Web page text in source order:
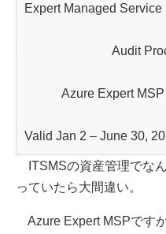
Expert Managed
Audit Process
Azure Expert MSP
Valid Jan 2 – June 30,
ITSMSの資産管理でな
っていたら大間違い。
Azure Expert MSPですか